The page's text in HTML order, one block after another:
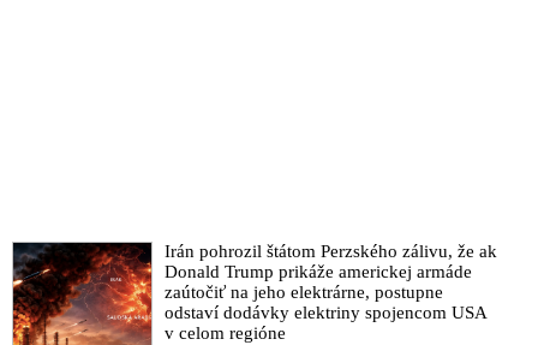
Irán pohrozil štátom Perzského zálivu, že ak
Donald Trump prikáže americkej armáde
zaútočiť na jeho elektrárne, postupne
odstaví dodávky elektriny spojencom USA
v celom regióne